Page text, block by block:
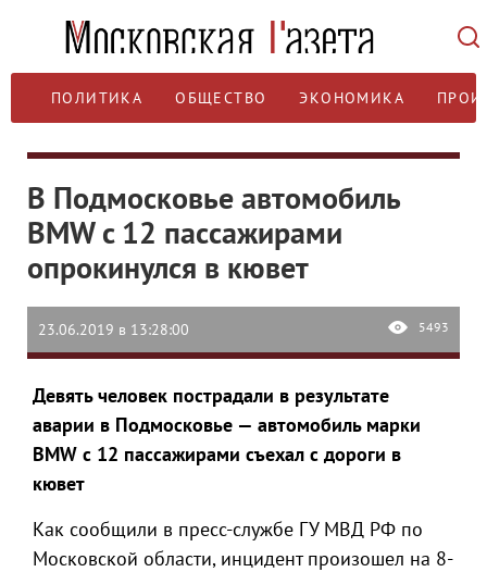
ПОЛИТИКА ОБЩЕСТВО ЭКОНОМИКА
В Подмосковье автомобиль
BMW c 12 пассажирами
опрокинулся в кювет
23.06.2019 в 13:28:00 5493
Девять человек пострадали в результате
аварии в Подмосковье — автомобиль марки
BMW с 12 пассажирами съехал с дороги в
кювет
Как сообщили в пресс-службе ГУ МВД РФ по
Московской области, инцидент произошел на 8-